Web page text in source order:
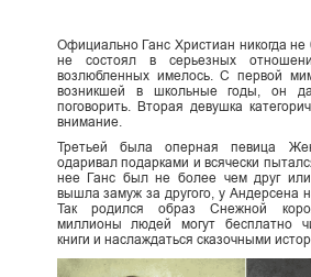
Официально Ганс Христиан никогда
не состоял в серьезных
возлюбленных имелось. С первой
возникшей в школьные годы, он
поговорить. Вторая девушка
внимание.
Третьей была оперная певица
одаривал подарками и всячески
нее Ганс был не более чем друг
вышла замуж за другого, у Андерсена
Так родился образ Снежной
миллионы людей могут бесплатно
книги и наслаждаться сказочными